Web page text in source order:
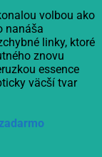
volbou ako
nanáša
linky, ktoré
znovu
essence
väcší tvar